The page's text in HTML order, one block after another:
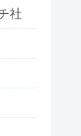
社